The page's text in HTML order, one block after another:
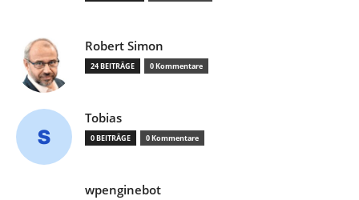
Robert Simon
24 BEITRÄGE 0 Kommentare
Tobias
0 BEITRÄGE 0 Kommentare
wpenginebot